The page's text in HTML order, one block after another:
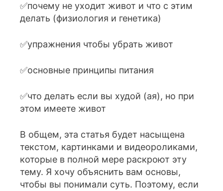
✅почему не уходит живот и что с этим
делать (физиология и генетика)
✅упражнения чтобы убрать живот
✅основные принципы питания
✅что делать если вы худой (ая), но при
этом имеете живот
В общем, эта статья будет насыщена
текстом, картинками и видеороликами,
которые в полной мере раскроют эту
тему. Я хочу объяснить вам основы,
чтобы вы понимали суть. Поэтому, если